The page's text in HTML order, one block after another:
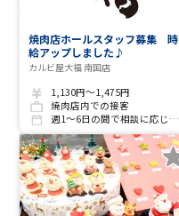
焼肉店ホールスタッフ募集 時
給アップしました♪
カルビ屋大福 南国店
1,130円～1,475円
焼肉店内での接客
週1～6日の間で相談に応じます